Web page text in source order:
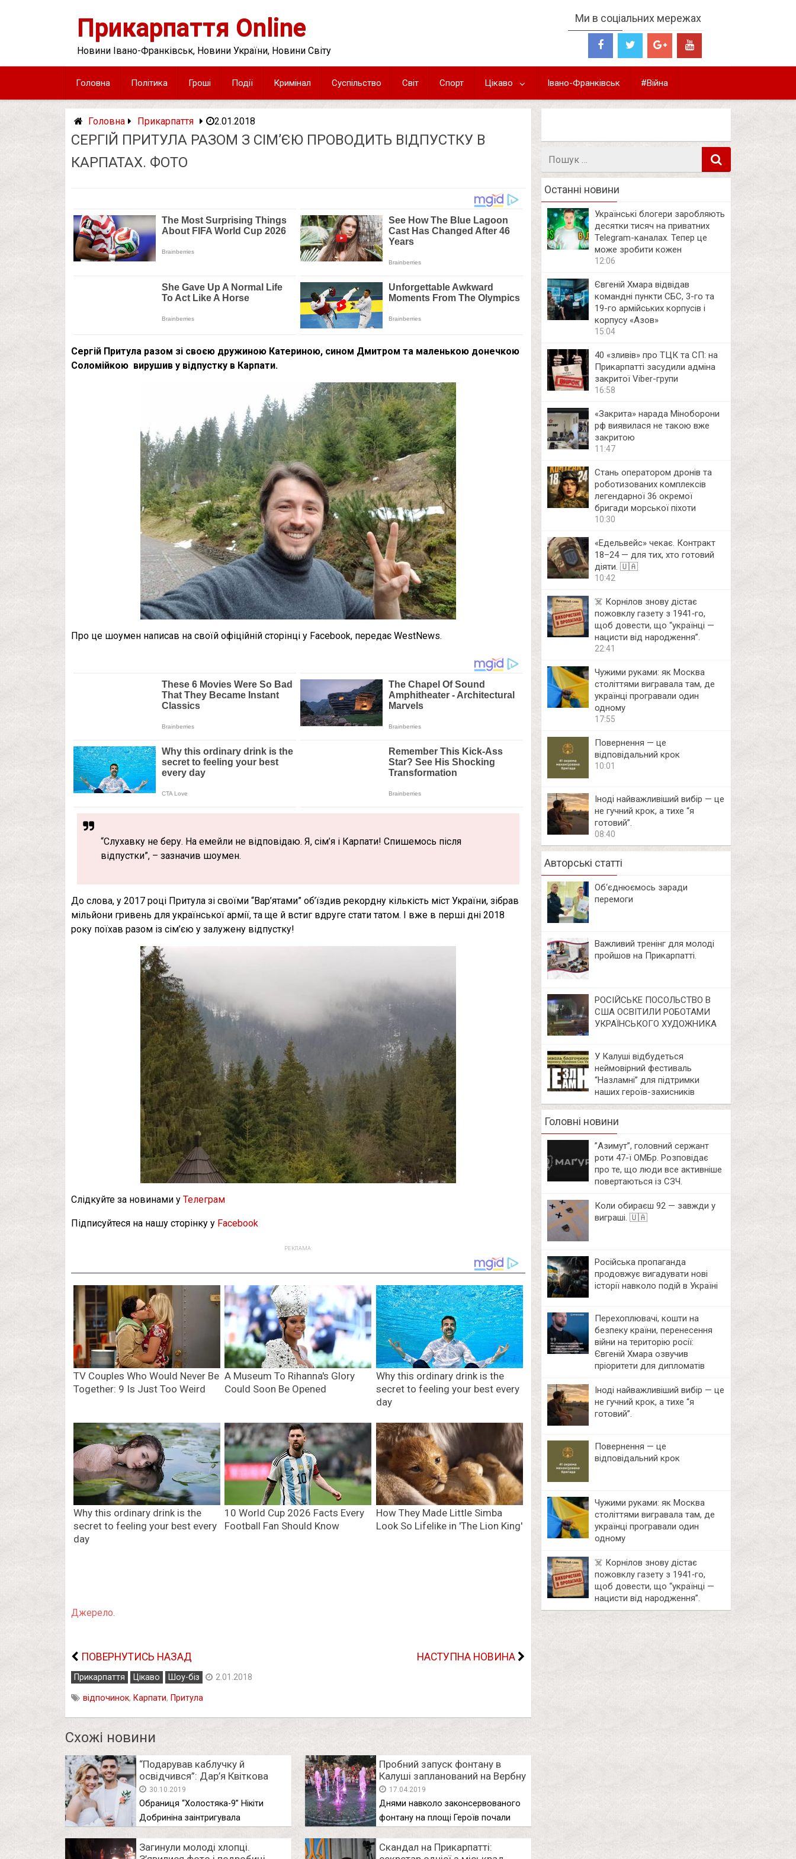
Прикарпаття Online
Новини Івано-Франківськ, Новини України, Новини Світу
Ми в соціальних мережах
Головна Політика Гроші Події Кримінал Суспільство Світ Спорт Цікаво Івано-Франківськ #Війна
Головна Прикарпаття 2.01.2018
СЕРГІЙ ПРИТУЛА РАЗОМ З СІМ’ЄЮ ПРОВОДИТЬ ВІДПУСТКУ В
КАРПАТАХ. ФОТО
Сергій Притула разом зі своєю дружиною Катериною, сином Дмитром та маленькою донечкою
Соломійкою вирушив у відпустку в Карпати.
Про це шоумен написав на своїй офіційній сторінці у Facebook, передає WestNews.
“Слухавку не беру. На емейли не відповідаю. Я, сім’я і Карпати! Спишемось після
відпустки”, – зазначив шоумен.
До слова, у 2017 році Притула зі своїми “Вар’ятами” об’їздив рекордну кількість міст України, зібрав
мільйони гривень для української армії, та ще й встиг вдруге стати татом. І вже в перші дні 2018
року поїхав разом із сім’єю у залужену відпустку!
Слідкуйте за новинами у Телеграм
Підписуйтеся на нашу сторінку у Facebook
РЕКЛАМА:
Джерело.
ПОВЕРНУТИСЬ НАЗАД НАСТУПНА НОВИНА
Прикарпаття Цікаво Шоу-біз 2.01.2018
відпочинок, Карпати, Притула
Схожі новини
“Подарував каблучку й
освідчився”: Дар’я Квіткова
зробила гучне признання.
Виходить заміж?
30.10.2019
Обраниця “Холостяка-9” Нікіти
Добриніна заінтригувала
фото однакових …
Пробний запуск фонтану в
Калуші запланований на Вербну
неділю
17.04.2019
Днями навколо законсервованого
фонтану на площі Героїв почали
Загинули молоді хлопці.
Скандал на Прикарпатті:
Останні новини
Українські блогери заробляють
десятки тисяч на приватних
Telegram-каналах. Тепер це
може зробити кожен
12:06
Євгеній Хмара відвідав
командні пункти СБС, 3-го та
19-го армійських корпусів і
корпусу «Азов»
15:04
40 «зливів» про ТЦК та СП: на
Прикарпатті засудили адміна
закритої Viber-групи
16:58
«Закрита» нарада Міноборони
рф виявилася не такою вже
закритою
11:47
Стань оператором дронів та
роботизованих комплексів
легендарної 36 окремої
бригади морської піхоти
10:30
«Едельвейс» чекає. Контракт
18–24 — для тих, хто готовий
діяти. 🇺🇦
10:42
☠️ Корнілов знову дістає
пожовклу газету з 1941‑го,
щоб довести, що “українці —
нацисти від народження”.
22:41
Чужими руками: як Москва
століттями вигравала там, де
українці програвали один
одному
17:55
Повернення — це
відповідальний крок
10:01
Іноді найважливіший вибір — це
не гучний крок, а тихе “я
готовий”.
08:40
Авторські статті
Об‘єднюємось заради
перемоги
Важливий тренінг для молоді
пройшов на Прикарпатті.
РОСІЙСЬКЕ ПОСОЛЬСТВО В
США ОСВІТИЛИ РОБОТАМИ
УКРАЇНСЬКОГО ХУДОЖНИКА
У Калуші відбудеться
неймовірний фестиваль
“Назламні” для підтримки
наших героїв-захисників
Головні новини
⁨”Азимут”, головний сержант
роти 47-ї ОМБр. Розповідає
про те, що люди все активніше
повертаються із СЗЧ.
Коли обираєш 92 — завжди у
виграші. 🇺🇦
Російська пропаганда
продовжує вигадувати нові
історії навколо подій в Україні
Перехоплювачі, кошти на
безпеку країни, перенесення
війни на територію росії:
Євгеній Хмара озвучив
пріоритети для дипломатів
Іноді найважливіший вибір — це
не гучний крок, а тихе “я
готовий”.
Повернення — це
відповідальний крок
Чужими руками: як Москва
століттями вигравала там, де
українці програвали один
одному
☠️ Корнілов знову дістає
пожовклу газету з 1941‑го,
щоб довести, що “українці —
нацисти від народження”.